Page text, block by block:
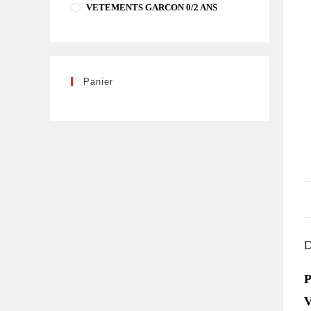
VETEMENTS GARCON 0/2 ANS
Panier